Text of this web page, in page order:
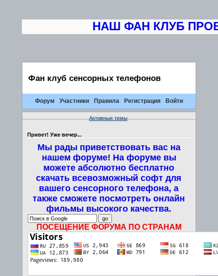
НАШ ФАН КЛУБ
Фан клуб сенсорных телефонов
Форум Участники Правила Регистрация Войти
Активные темы
Привет! Уже вечер...
Мы рады приветствовать вас на
нашем форуме! На форуме вы
можете абсолютно бесплатно
скачать всевозможный софт для
вашего сенсорного телефона, а
также сможете посмотреть онлайн
фильмы высокого качества.
ПОСЕЩЕНИЕ ФОРУМА ПО СТРАНАМ